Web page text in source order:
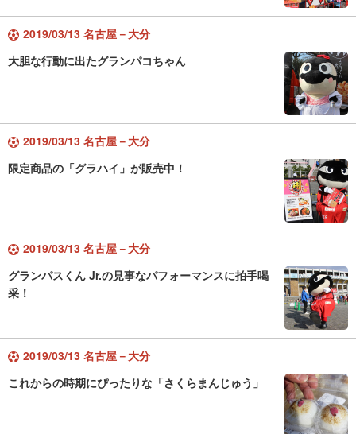
2019/03/13 名古屋－大分
大胆な行動に出たグランパコちゃん
2019/03/13 名古屋－大分
限定商品の「グラハイ」が販売中！
2019/03/13 名古屋－大分
グランパスくん Jr.の見事なパフォーマンスに拍手喝
采！
2019/03/13 名古屋－大分
これからの時期にぴったりな「さくらまんじゅう」